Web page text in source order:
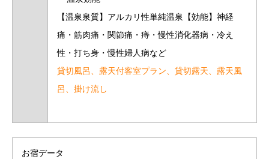
【温泉泉質】アルカリ性単純温泉【効能】神経
痛・筋肉痛・関節痛・痔・慢性消化器病・冷え
性・打ち身・慢性婦人病など
貸切風呂、露天付客室プラン、貸切露天、露天風
呂、掛け流し
お宿データ